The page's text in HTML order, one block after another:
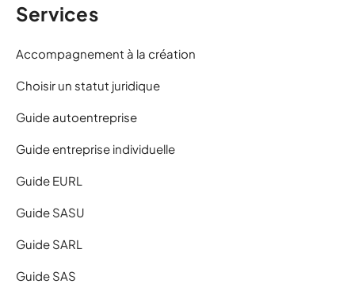
Services
Accompagnement à la création
Choisir un statut juridique
Guide autoentreprise
Guide entreprise individuelle
Guide EURL
Guide SASU
Guide SARL
Guide SAS